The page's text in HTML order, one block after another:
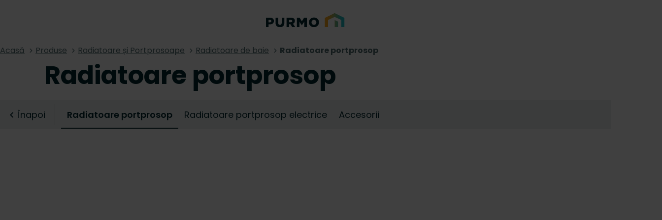
Acasă Produse Radiatoare și Portprosoape Radiatoare de baie Radiatoare portprosop
Radiatoare portprosop
Înapoi Radiatoare portprosop Radiatoare portprosop electrice Accesorii